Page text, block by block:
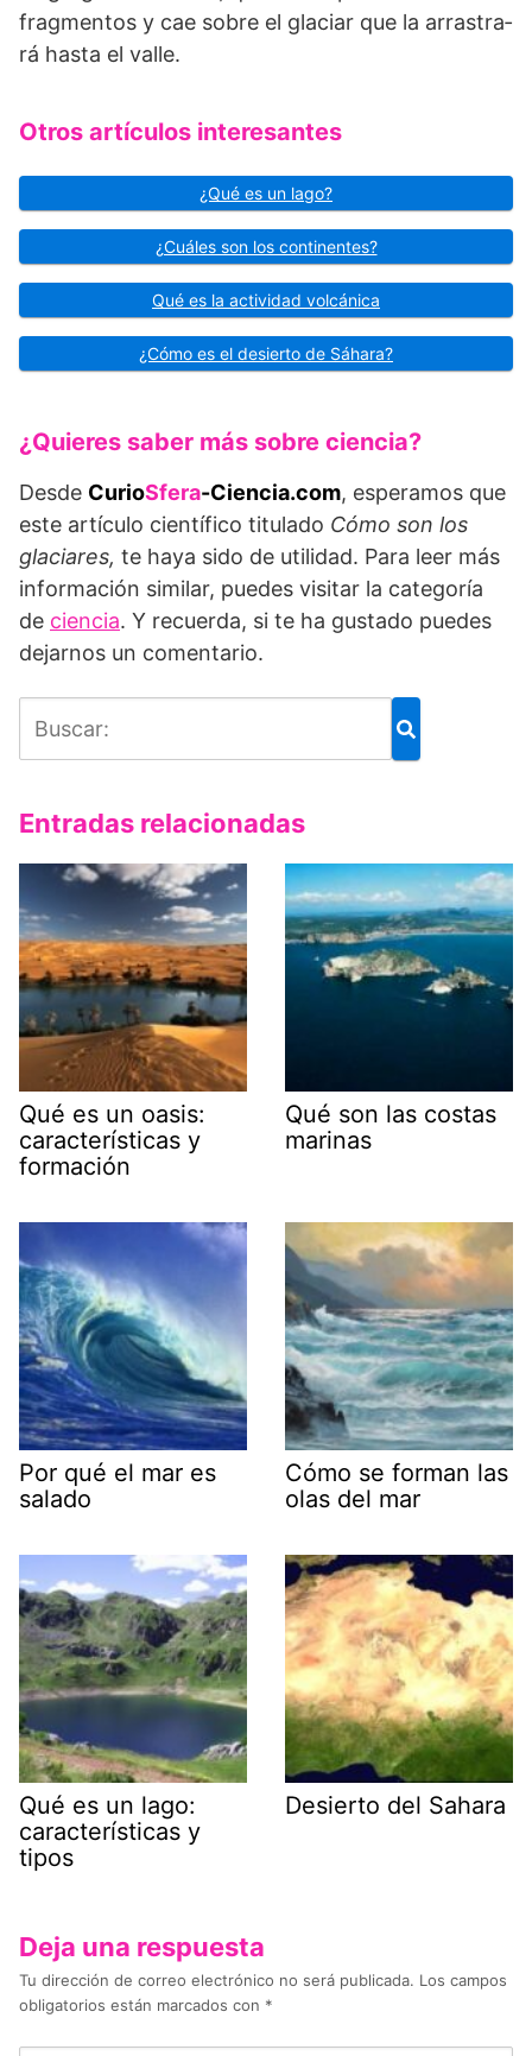
fragmentos y cae sobre el glaciar que la arrastra­
rá hasta el valle.
Otros artículos interesantes
¿Qué es un lago?
¿Cuáles son los continentes?
Qué es la actividad volcánica
¿Cómo es el desierto de Sáhara?
¿Quieres saber más sobre ciencia?
Desde CurioSfera-Ciencia.com, esperamos que
este artículo científico titulado Cómo son los
glaciares, te haya sido de utilidad. Para leer más
información similar, puedes visitar la categoría
de ciencia. Y recuerda, si te ha gustado puedes
dejarnos un comentario.
Entradas relacionadas
Qué es un oasis:
características y
formación
Qué son las costas
marinas
Por qué el mar es
salado
Cómo se forman las
olas del mar
Qué es un lago:
características y
tipos
Desierto del Sahara
Deja una respuesta
Tu dirección de correo electrónico no será publicada. Los campos
obligatorios están marcados con *